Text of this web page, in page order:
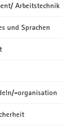
Arbeitstechnik
und Sprachen
organisation